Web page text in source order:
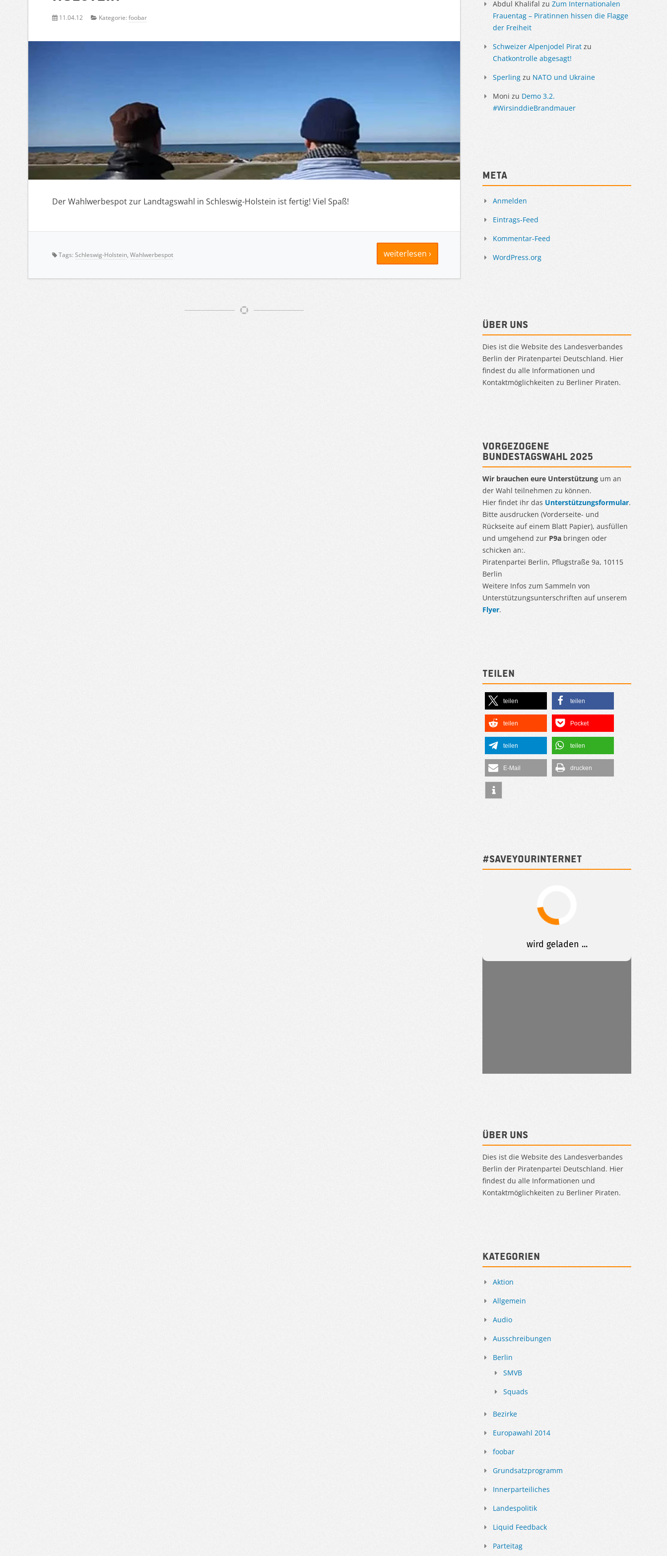
11.04.12 Kategorie: foobar
Der Wahlwerbespot zur Landtagswahl in Schleswig-Holstein ist fertig! Viel Spaß!
weiterlesen ›
Tags: Schleswig-Holstein, Wahlwerbespot
Abdul Khalifal zu Zum Internationalen
Frauentag – Piratinnen hissen die Flagge
der Freiheit
Schweizer Alpenjodel Pirat zu
Chatkontrolle abgesagt!
Sperling zu NATO und Ukraine
Moni zu Demo 3.2.
#WirsinddieBrandmauer
Meta
Anmelden
Eintrags-Feed
Kommentar-Feed
WordPress.org
Über uns
Dies ist die Website des Landesverbandes
Berlin der Piratenpartei Deutschland. Hier
findest du alle Informationen und
Kontaktmöglichkeiten zu Berliner Piraten.
Vorgezogene
Bundestagswahl 2025
Wir brauchen eure Unterstützung um an
der Wahl teilnehmen zu können.
Hier findet ihr das Unterstützungsformular.
Bitte ausdrucken (Vorderseite- und
Rückseite auf einem Blatt Papier), ausfüllen
und umgehend zur P9a bringen oder
schicken an:.
Piratenpartei Berlin, Pflugstraße 9a, 10115
Berlin
Weitere Infos zum Sammeln von
Unterstützungsunterschriften auf unserem
Flyer.
Teilen
teilen teilen
teilen Pocket
teilen teilen
E-Mail drucken
#SAVEYOURINTERNET
Über uns
Dies ist die Website des Landesverbandes
Berlin der Piratenpartei Deutschland. Hier
findest du alle Informationen und
Kontaktmöglichkeiten zu Berliner Piraten.
Kategorien
Aktion
Allgemein
Audio
Ausschreibungen
Berlin
SMVB
Squads
Bezirke
Europawahl 2014
foobar
Grundsatzprogramm
Innerparteiliches
Landespolitik
Liquid Feedback
Parteitag